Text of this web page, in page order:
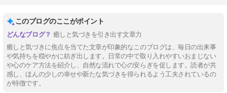
このブログのここがポイント
癒しと気づきを引き出す文章力
癒しと気づきに焦点を当てた文章が印象的なこのブログは、毎日の出来事
や気持ちを穏やかに紡ぎ出します。日常の中で取り入れやすいおまじない
や心のケア方法を紹介し、自然な流れで心の安らぎを促します。読者が共
感し、ほんの少しの幸せや新たな気づきを得られるよう工夫されているの
が特徴です。